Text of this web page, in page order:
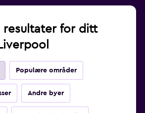
resultater for ditt
Populære områder
Andre byer